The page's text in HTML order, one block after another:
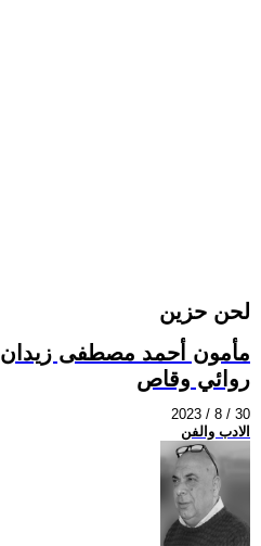
لحن حزين
مأمون أحمد مصطفى زيدان
روائي وقاص
2023 / 8 / 30
الادب والفن